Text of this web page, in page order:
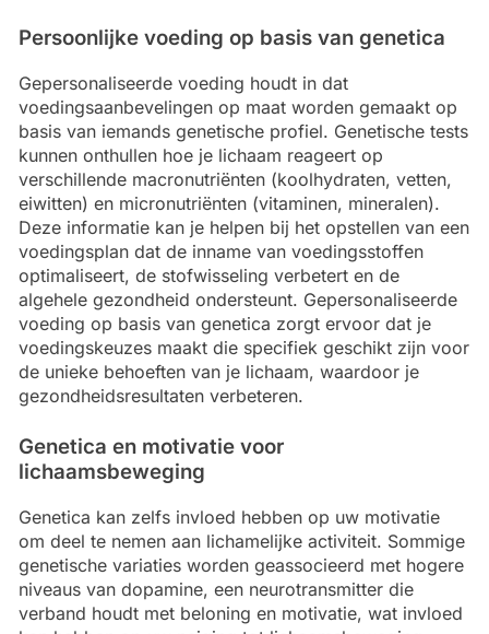
Persoonlijke voeding op basis van genetica
Gepersonaliseerde voeding houdt in dat
voedingsaanbevelingen op maat worden gemaakt op
basis van iemands genetische profiel. Genetische tests
kunnen onthullen hoe je lichaam reageert op
verschillende macronutriënten (koolhydraten, vetten,
eiwitten) en micronutriënten (vitaminen, mineralen).
Deze informatie kan je helpen bij het opstellen van een
voedingsplan dat de inname van voedingsstoffen
optimaliseert, de stofwisseling verbetert en de
algehele gezondheid ondersteunt. Gepersonaliseerde
voeding op basis van genetica zorgt ervoor dat je
voedingskeuzes maakt die specifiek geschikt zijn voor
de unieke behoeften van je lichaam, waardoor je
gezondheidsresultaten verbeteren.
Genetica en motivatie voor
lichaamsbeweging
Genetica kan zelfs invloed hebben op uw motivatie
om deel te nemen aan lichamelijke activiteit. Sommige
genetische variaties worden geassocieerd met hogere
niveaus van dopamine, een neurotransmitter die
verband houdt met beloning en motivatie, wat invloed